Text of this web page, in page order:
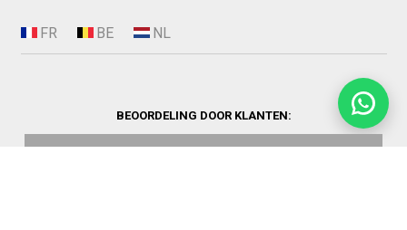
BEOORDELING DOOR KLANTEN: